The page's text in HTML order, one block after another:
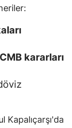
kararları
Kapalıçarşı'da